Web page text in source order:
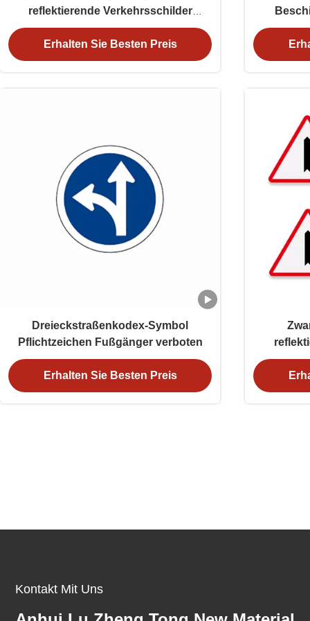
reflektierende Verkehrsschilder
Straßensymbole Warnung
Erhalten Sie Besten Preis
Dreieckstraßenkodex-Symbol
Pflichtzeichen Fußgänger verboten
Erhalten Sie Besten Preis
Kontakt Mit Uns